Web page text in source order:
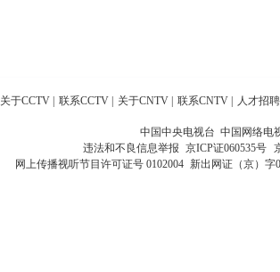
关于CCTV 联系CCTV 关于CNTV 联系CNTV 人才招聘
中国中央电视台 中国网络电
违法和不良信息举报 京ICP证060535号
网上传播视听节目许可证号 0102004 新出网证（京）